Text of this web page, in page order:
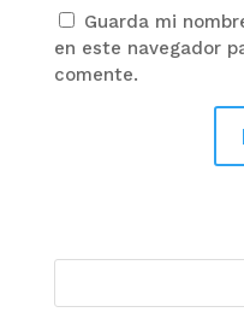
Guarda mi
en este navegador
comente.